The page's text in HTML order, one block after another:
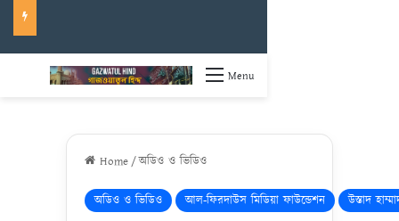
Menu
Home /অডিও ও ভিডিও
অডিও ও ভিডিও আল-ফিরদাউস মিডিয়া ফাউন্ডেশন উস্তাদ